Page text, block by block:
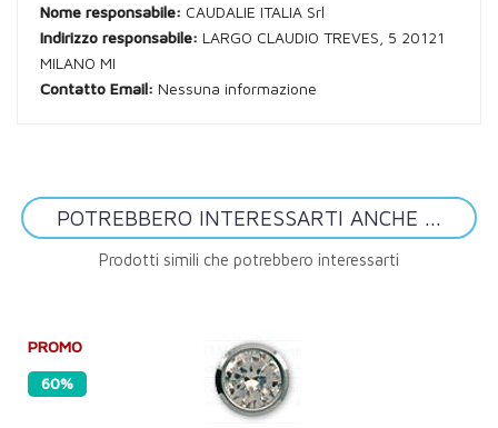
Nome responsabile: CAUDALIE ITALIA Srl
Indirizzo responsabile: LARGO CLAUDIO TREVES, 5 20121
MILANO MI
Contatto Email: Nessuna informazione
POTREBBERO INTERESSARTI ANCHE ...
Prodotti simili che potrebbero interessarti
PROMO
60%